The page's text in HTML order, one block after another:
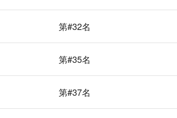
第#32名
第#35名
第#37名